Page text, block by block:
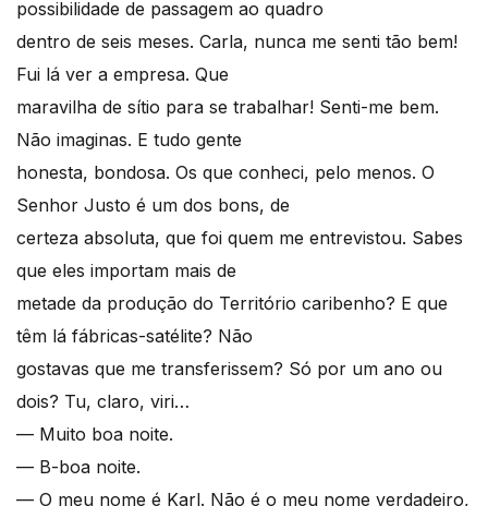
possibilidade de passagem ao quadro
dentro de seis meses. Carla, nunca me senti tão bem!
Fui lá ver a empresa. Que
maravilha de sítio para se trabalhar! Senti-me bem.
Não imaginas. E tudo gente
honesta, bondosa. Os que conheci, pelo menos. O
Senhor Justo é um dos bons, de
certeza absoluta, que foi quem me entrevistou. Sabes
que eles importam mais de
metade da produção do Território caribenho? E que
têm lá fábricas-satélite? Não
gostavas que me transferissem? Só por um ano ou
dois? Tu, claro, viri…
— Muito boa noite.
— B-boa noite.
— O meu nome é Karl. Não é o meu nome verdadeiro,